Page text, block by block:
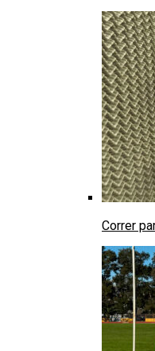
Correr